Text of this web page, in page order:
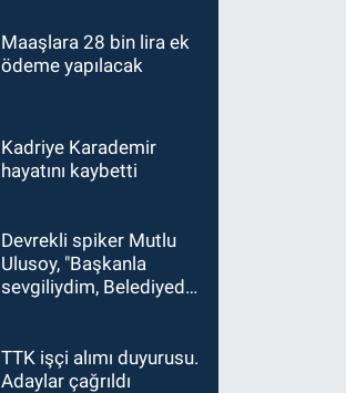
Tedavi altındalar
Maaşlara 28 bin lira ek
ödeme yapılacak
Kadriye Karademir
hayatını kaybetti
Devrekli spiker Mutlu
Ulusoy, "Başkanla
sevgiliydim, Belediyede
TTK işçi alımı duyurusu.
Adaylar çağrıldı